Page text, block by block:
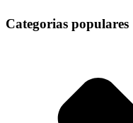
Categorias populares